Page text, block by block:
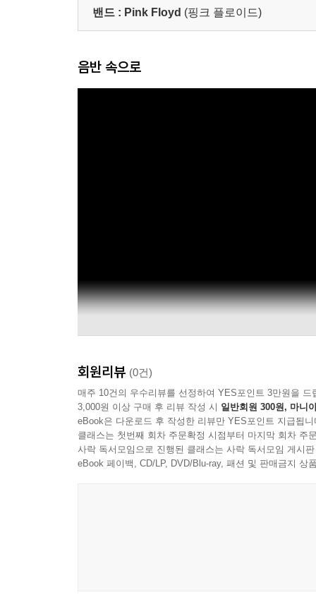
밴드 : Pink Floyd (핑크 플로이드)
음반 속으로
회원리뷰 (0건)
매주 10건의 우수리뷰를 선정하여 YES포인트 3만원을 드
3,000원 이상 구매 후 리뷰 작성 시 일반회원 300원, 마니
eBook은 다운로드 후 작성한 리뷰만 YES포인트 지급됩니
클래스는 첫번째 회차 주문확정 시점부터 마지막 회차 주
사락 독서모임으로 진행된 클래스는 사락 독서모임 게시
eBook 페이백, CD/LP, DVD/Blu-ray, 패션 및 판매금지 상